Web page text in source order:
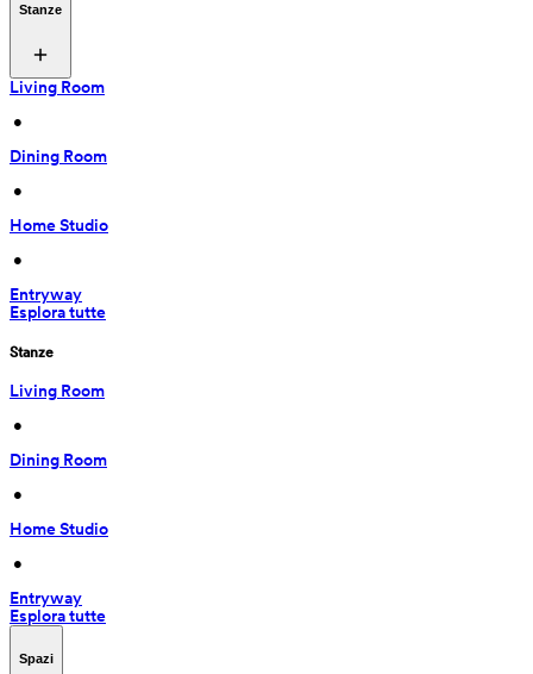
Stanze
Living Room
•
Dining Room
•
Home Studio
•
Entryway
Esplora tutte
Stanze
Living Room
•
Dining Room
•
Home Studio
•
Entryway
Esplora tutte
Spazi